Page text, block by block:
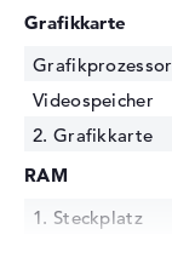
Grafikkarte
Grafikprozessor
Videospeicher
2. Grafikkarte
RAM
1. Steckplatz